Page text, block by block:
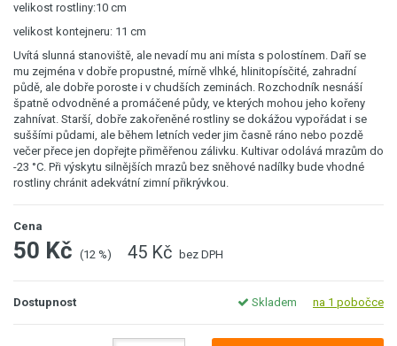
velikost rostliny:10 cm
velikost kontejneru: 11 cm
Uvítá slunná stanoviště, ale nevadí mu ani místa s polostínem. Daří se
mu zejména v dobře propustné, mírně vlhké, hlinitopísčité, zahradní
půdě, ale dobře poroste i v chudších zeminách. Rozchodník nesnáší
špatně odvodněné a promáčené půdy, ve kterých mohou jeho kořeny
zahnívat. Starší, dobře zakořeněné rostliny se dokážou vypořádat i se
suššími půdami, ale během letních veder jim časně ráno nebo pozdě
večer přece jen dopřejte přiměřenou zálivku. Kultivar odolává mrazům do
-23 °C. Při výskytu silnějších mrazů bez sněhové nadílky bude vhodné
rostliny chránit adekvátní zimní přikrývkou.
Cena
50 Kč (12 %) 45 Kč bez DPH
Dostupnost Skladem na 1 pobočce